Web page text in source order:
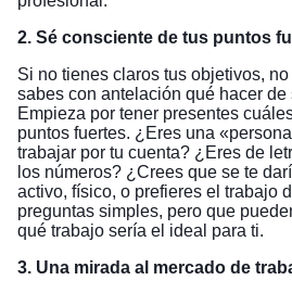
2. Sé consciente de tus puntos
Si no tienes claros tus objetivos,
sabes con antelación qué hacer de
Empieza por tener presentes
puntos fuertes. ¿Eres una
trabajar por tu cuenta? ¿Eres de
los números? ¿Crees que se te
activo, físico, o prefieres el trabajo
preguntas simples, pero que
qué trabajo sería el ideal para ti.
3. Una mirada al mercado de